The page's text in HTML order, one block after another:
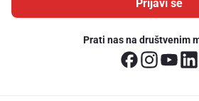
Prijavi se
Prati nas na društvenim